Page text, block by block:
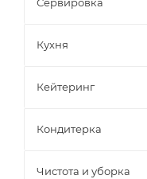
Сервировка
Кухня
Кейтеринг
Кондитерка
Чистота и уборка